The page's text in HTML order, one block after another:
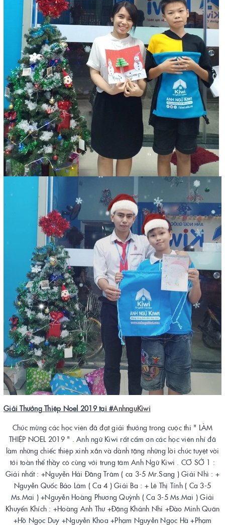
Giải Thưởng Thiệp Noel 2019 tại #AnhnguKiwi
Chúc mừng các học viên đã đạt giải thưởng trong cuộc thi " LÀM
THIỆP NOEL 2019 " . Anh ngữ Kiwi rất cẩm ơn các học viên nhí đã
làm những chiếc thiệp xinh xắn và dành tặng những lời chúc tuyệt vời
tới toàn thể thầy cô cùng với trung tâm Anh Ngữ Kiwi . CƠ SỞ 1 :
Giải nhất : +Nguyễn Hải Đăng Trâm ( ca 3-5 Mr.Sang ) Giải Nhì : +
Nguyễn Quốc Bảo Lâm ( Ca 4 ) Giải Ba : + Lê Thị Tính ( Ca 3-5
Ms.Mai ) +Nguyễn Hoàng Phương Quỳnh ( Ca 3-5 Ms.Mai ) Giải
Khuyến Khích : +Hoàng Anh Thư +Đặng Khánh Nhi +Đào Minh Quân
+Hồ Ngọc Duy +Nguyễn Khoa +Phạm Nguyễn Ngọc Hà +Phạm